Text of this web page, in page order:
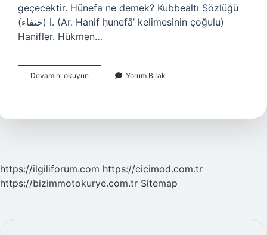
geçecektir. Hünefa ne demek? Kubbealtı Sözlüğü
(ﺣﻨﻔﺎﺀ) i. (Ar. Hanif ḥunefā’ kelimesinin çoğulu)
Hanifler. Hükmen…
Devamını okuyun
Ne
Yorum Bırak
https://ilgiliforum.com https://cicimod.com.tr
https://bizimmotokurye.com.tr Sitemap